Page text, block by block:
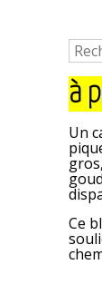
à
Un
Ce